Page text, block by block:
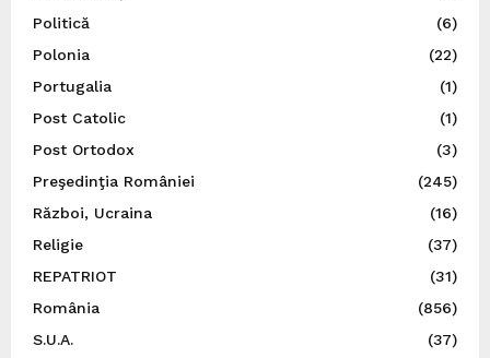
Politică
(6)
Polonia
(22)
Portugalia
(1)
Post Catolic
(1)
Post Ortodox
(3)
Preşedinţia României
(245)
Război, Ucraina
(16)
Religie
(37)
REPATRIOT
(31)
România
(856)
S.U.A.
(37)